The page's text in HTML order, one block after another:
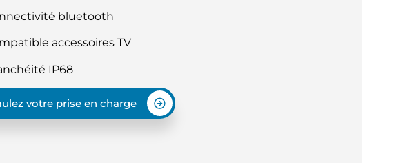
bluetooth
accessoires TV
IP68
votre prise en charge